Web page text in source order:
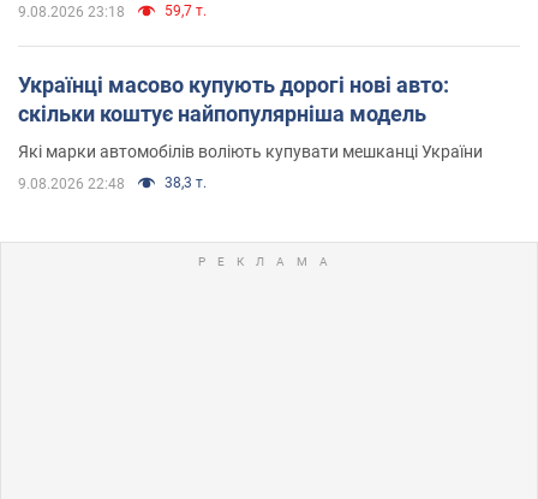
9.08.2026 23:18 59,7 т.
Українці масово купують дорогі нові авто:
скільки коштує найпопулярніша модель
Які марки автомобілів воліють купувати мешканці України
9.08.2026 22:48 38,3 т.